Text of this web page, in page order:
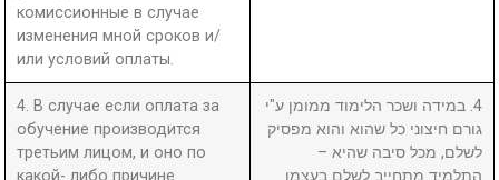
комиссионные в случае
изменения мной сроков и/
или условий оплаты.
4. В случае если оплата за
обучение производится
третьим лицом, и оно по
какой- либо причине
4. במידה ושכר הלימוד ממומן ע"י
גורם חיצוני כל שהוא והוא מפסיק
לשלם, מכל סיבה שהיא –
התלמיד מתחייב לשלם בעצמו